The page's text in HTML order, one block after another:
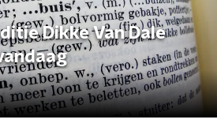
Dikke Van Dale